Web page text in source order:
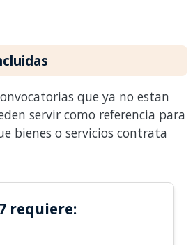
que ya no estan
servir como referencia para
bienes o servicios contrata
requiere: